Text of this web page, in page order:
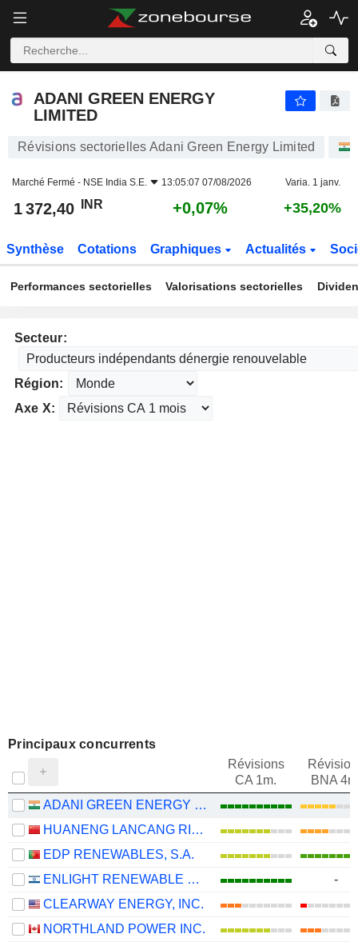
+0,07%
ADANI GREEN ENERGY
LIMITED
Révisions sectorielles Adani Green Energy Limited
Marché Fermé - NSE India S.E. 13:05:07 07/08/2026 Varia. 1 janv.
1 372,40 INR +0,07% +35,20%
Synthèse Cotations Graphiques Actualités
Performances sectorielles Valorisations sectorielles
Secteur:
Région:
Axe X:
Principaux concurrents
Révisions
CA 1m.
BNA
ADANI GREEN ENERGY LIMITED
HUANENG LANCANG RIVER HYDROPOWER INC.
EDP RENEWABLES, S.A.
ENLIGHT RENEWABLE ENERGY LTD
-
CLEARWAY ENERGY, INC.
NORTHLAND POWER INC.